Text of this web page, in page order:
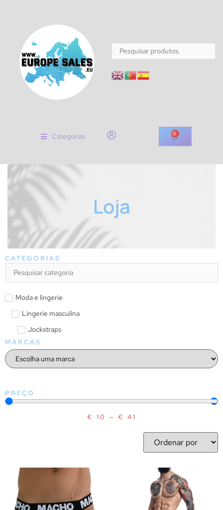
Categorias 0
Loja
CATEGORIAS
Moda e lingerie
Lingerie masculina
Jockstraps
MARCAS
PREÇO
€ 10 — € 41